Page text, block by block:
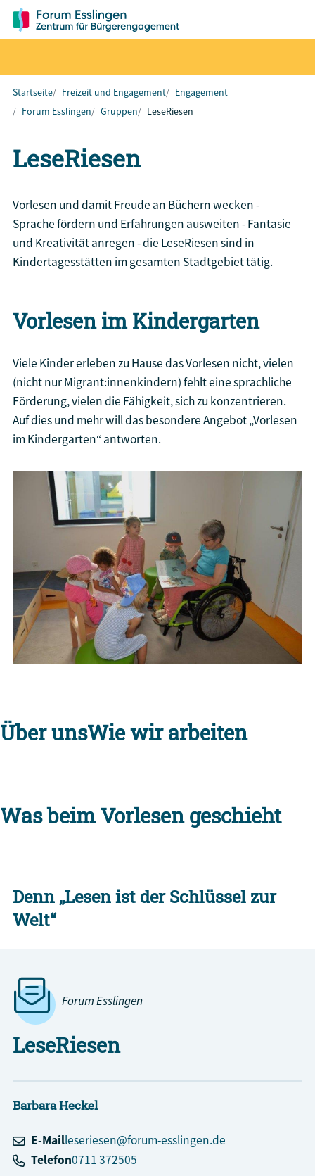
Startseite Freizeit und Engagement
Engagement
Forum Esslingen
Gruppen LeseRiesen
LeseRiesen
Vorlesen und damit Freude an Büchern wecken -
Sprache fördern und Erfahrungen ausweiten - Fantasie
und Kreativität anregen - die LeseRiesen sind in
Kindertagesstätten im gesamten Stadtgebiet tätig.
Vorlesen im Kindergarten
Viele Kinder erleben zu Hause das Vorlesen nicht, vielen
(nicht nur Migrant:innenkindern) fehlt eine sprachliche
Förderung, vielen die Fähigkeit, sich zu konzentrieren.
Auf dies und mehr will das besondere Angebot „Vorlesen
im Kindergarten“ antworten.
Über unsWie wir arbeiten
Was beim Vorlesen geschieht
Denn „Lesen ist der Schlüssel zur
Welt“
Forum Esslingen
LeseRiesen
BarbaraHeckel
E-Mailleseriesen@forum-esslingen.de
Telefon0711 372505